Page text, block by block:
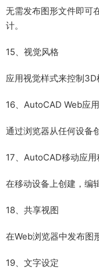
无需发布图形文件即可
计。
15、视觉风格
应用视觉样式来控制3D
16、AutoCAD Web应
通过浏览器从任何设备
17、AutoCAD移动应用
在移动设备上创建，编
18、共享视图
在Web浏览器中发布图
19、文字设定